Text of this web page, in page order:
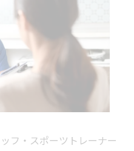
フ・スポーツトレーナー